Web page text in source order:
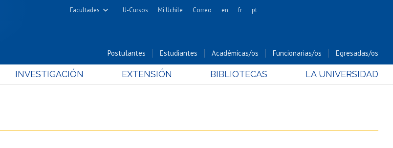
Facultades
Cs. Físicas y Matemáticas
Cs. Forestales y Conservación
Cs. Químicas y Farmacéuticas
Cs. Sociales
U-Cursos Mi Uchile Correo en fr pt
Postulantes Estudiantes Académicas/os Funcionarias/os Egresadas/os
INVESTIGACIÓN EXTENSIÓN BIBLIOTECAS LA UNIVERSIDAD